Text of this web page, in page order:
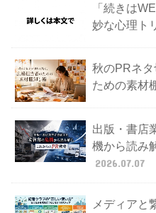
「続きは
妙な心理ト
秋のPRネ
ための素材
出版・書店
機から読み
2026.07.07
メディアと